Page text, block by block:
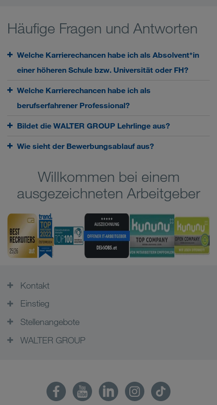
Häufige Fragen und Antworten
Welche Karrierechancen habe ich als Absolvent*in
einer höheren Schule bzw. Universität oder FH?
Welche Karrierechancen habe ich als
berufserfahrener Professional?
Bildet die WALTER GROUP Lehrlinge aus?
Wie sieht der Bewerbungsablauf aus?
Willkommen bei einem
ausgezeichneten Arbeitgeber
Kontakt
Einstieg
Stellenangebote
WALTER GROUP